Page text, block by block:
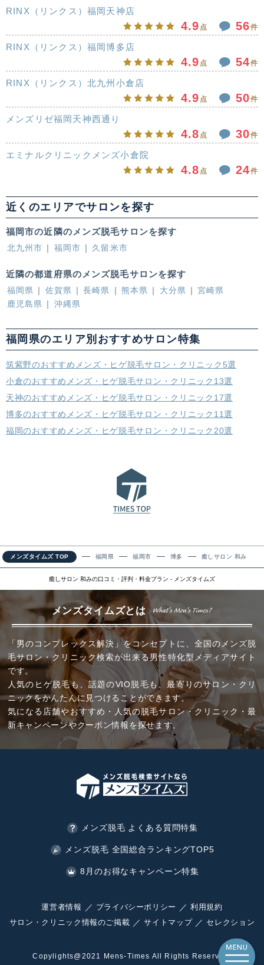
RINX（リンクス）福岡天神店
4.9 点 56件
RINX（リンクス）福岡博多店
4.9 点 54件
RINX（リンクス）北九州小倉店
4.9 点 50件
メンズリゼ福岡天神西通り
4.8 点 30件
エミナルクリニックメンズ小倉院
4.8 点 24件
近くのエリアでサロンを探す
福岡市の近隣のメンズ脱毛サロンを探す
北九州市 福岡市 久留米市
近隣の都道府県のメンズ脱毛サロンを探す
福岡県 佐賀県 長崎県 熊本県 大分県
宮崎県
鹿児島県
沖縄県
福岡県のエリア別おすすめサロン特集
筑紫野のおすすめメンズ・ヒゲ脱毛サロン・クリニック5選
小倉のおすすめメンズ・ヒゲ脱毛サロン・クリニック13選
天神のおすすめメンズ・ヒゲ脱毛サロン・クリニック17選
博多のおすすめメンズ・ヒゲ脱毛サロン・クリニック11選
福岡のおすすめメンズ・ヒゲ脱毛サロン・クリニック20選
メンズタイムズ TOP 福岡県 福岡市 博多 癒しサロン 和み
癒しサロン 和みの口コミ・評判・料金プラン - メンズタイムズ
メンズタイムズとは
「男のコンプレックス解決」をコンセプトに、全国のメンズ脱
毛サロン・クリニック検索が出来る男性特化型メディアサイト
です。
人気のヒゲ脱毛も、話題のVIO脱毛も、最寄りのサロン・クリ
ニックをかんたんに見つけることができます。
気になる店舗やおすすめ・人気の脱毛サロン・クリニック・最
新キャンペーンやクーポン情報を探せます。
メンズ脱毛 よくある質問特集
メンズ脱毛 全国総合ランキングTOP5
8月のお得なキャンペーン特集
運営者情報 プライバシーポリシー
利用規約
サロン・クリニック情報のご掲載
サイトマップ セレクション
Copylights@2021 Mens-Times All Rights Reserved.